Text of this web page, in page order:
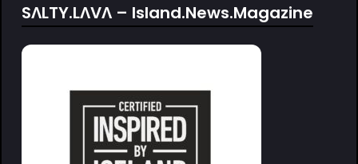
SΛLTY.LΛVΛ – Island.News.Magazine